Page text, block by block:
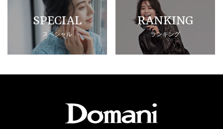
SPECIAL
スペシャル
RANKING
ランキング